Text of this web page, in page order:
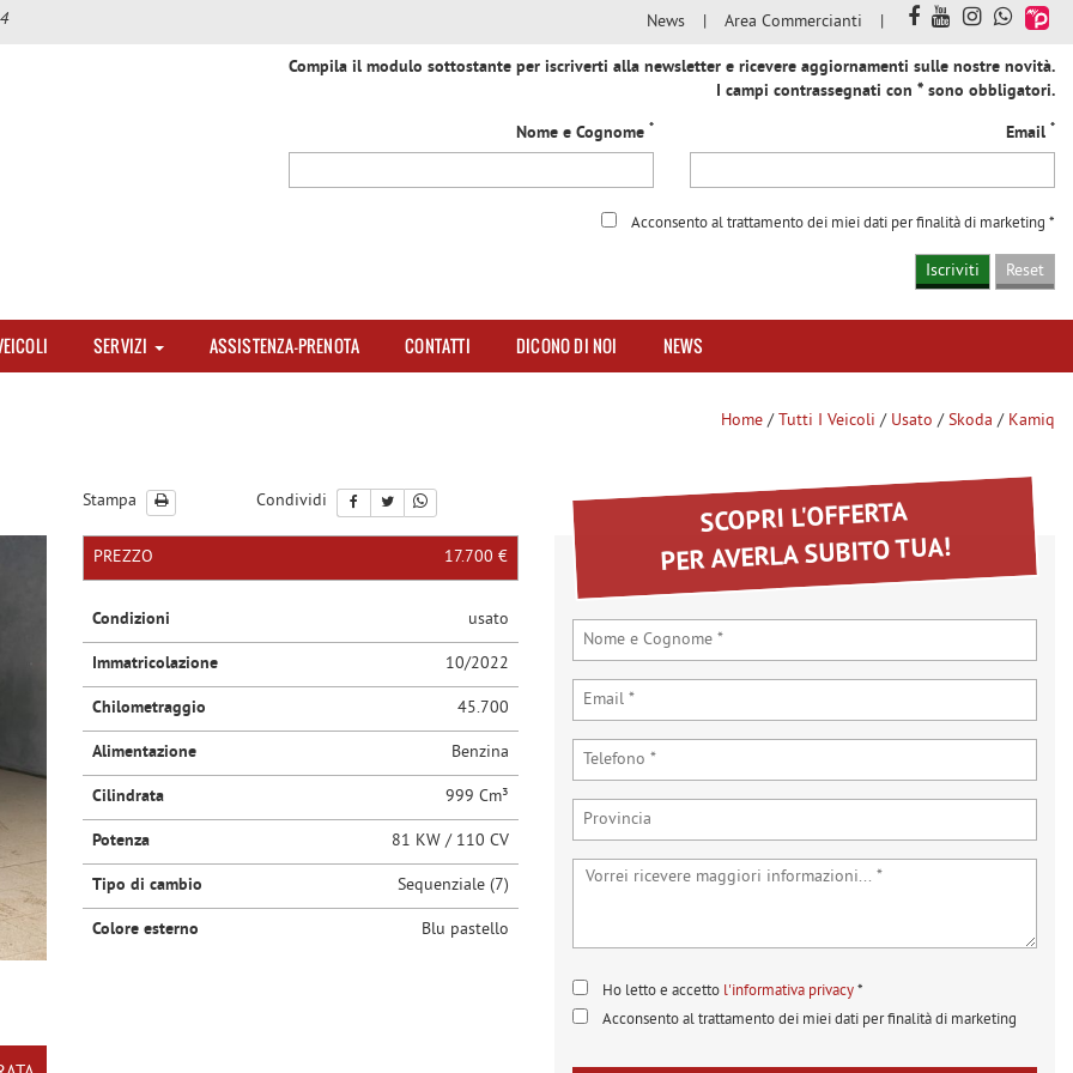
News Area Commercianti
Compila il modulo sottostante per iscriverti alla newsletter e ricevere aggiornamenti sulle nostre novità.
I campi contrassegnati con * sono obbligatori.
Nome e Cognome * Email *
Acconsento al trattamento dei miei dati per finalità di marketing *
SERVIZI ASSISTENZA-PRENOTA CONTATTI DICONO DI NOI NEWS
Home /Tutti I Veicoli / Usato /Skoda / Kamiq
Stampa Condividi
PREZZO 17.700 €
Condizioni usato
Immatricolazione 10/2022
Chilometraggio 45.700
Alimentazione Benzina
Cilindrata 999 Cm³
Potenza 81 KW / 110 CV
Tipo di cambio Sequenziale (7)
Colore esterno Blu pastello
SCOPRI L'OFFERTA
PER AVERLA SUBITO TUA!
Ho letto e accetto l'informativa privacy*
Acconsento al trattamento dei miei dati per finalità di marketing